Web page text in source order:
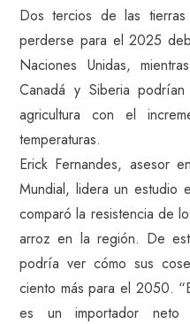
Dos tercios de las
perderse para el 2025
Naciones Unidas,
Canadá y Siberia
agricultura con el
temperaturas.
Erick Fernandes, asesor
Mundial, lidera un estudio
comparó la resistencia de
arroz en la región. De
podría ver cómo sus
ciento más para el 2050.
es un importador neto